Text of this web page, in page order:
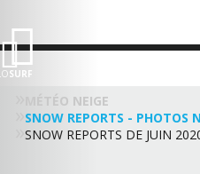
SURF
MÉTÉO NEIGE
SNOW REPORTS - PHOTOS
SNOW REPORTS DE JUIN